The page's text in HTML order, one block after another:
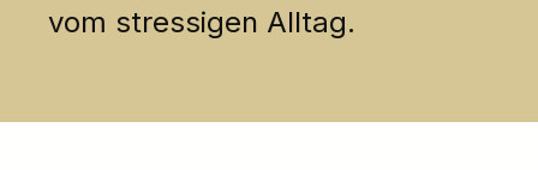
vom stressigen Alltag.